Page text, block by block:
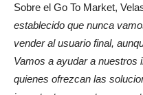
Sobre el Go To Market,
establecido que nunca
vender al usuario final,
Vamos a ayudar a nuestros
quienes ofrezcan las